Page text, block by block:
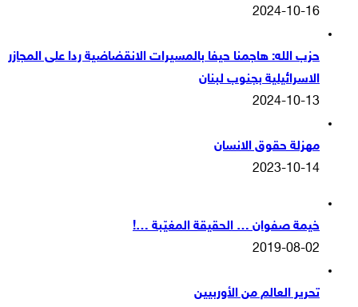
2024-10-16
حزب الله: هاجمنا حيفا بالمسيرات الانقضاضية ردا على المجازر
الاسرائيلية بجنوب لبنان
2024-10-13
مهزلة حقوق الانسان
2023-10-14
خيمة صفوان … الحقيقة المغيّبة …!
2019-08-02
تحرير العالم من الأوربيين